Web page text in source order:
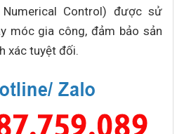
Numerical Control) được sử
móc gia công, đảm bảo sản
xác tuyệt đối.